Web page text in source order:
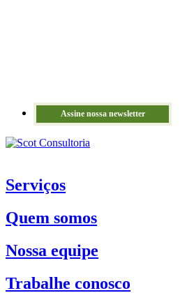
Assine nossa newsletter
Serviços
Quem somos
Nossa equipe
Trabalhe conosco